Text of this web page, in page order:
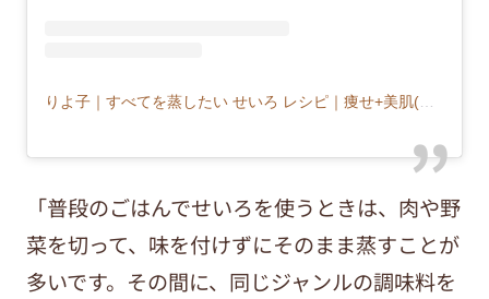
りよ子｜すべてを蒸したい せいろ レシピ｜痩せ+美肌(@musu_riyoco)がシェアした投稿
「普段のごはんでせいろを使うときは、肉や野
菜を切って、味を付けずにそのまま蒸すことが
多いです。その間に、同じジャンルの調味料を